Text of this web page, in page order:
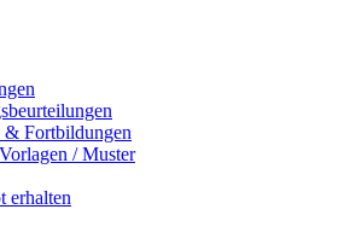
& Fortbildungen
/ Muster
erhalten